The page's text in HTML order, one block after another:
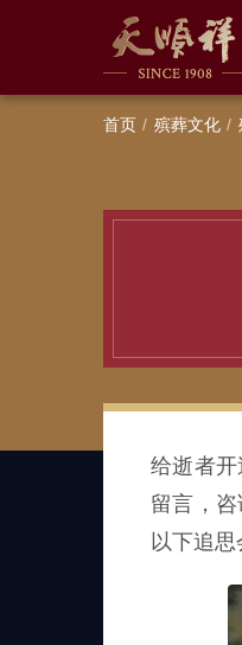
首页 殡葬文化
给逝者
留言，
以下追思